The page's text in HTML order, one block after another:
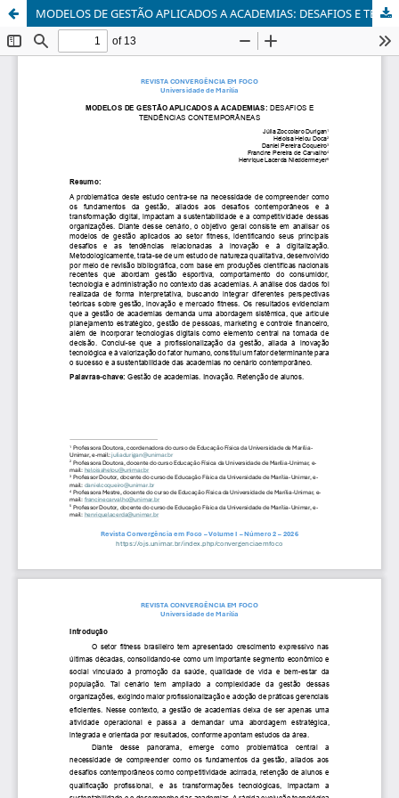
MODELOS DE GESTÃO APLICADOS A ACADEMIAS: DESAFIOS E TENDÊNCIAS CONTEMPORÂNEAS